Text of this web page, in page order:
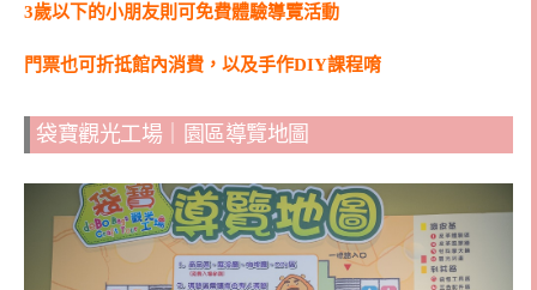
3歲以下的小朋友則可免費體驗導覽活動
門票也可折抵館內消費，以及手作DIY課程唷
袋寶觀光工場｜園區導覽地圖